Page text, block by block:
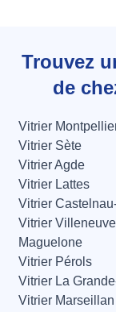
Trouvez
de
Vitrier
Vitrier Sète
Vitrier Agde
Vitrier Lattes
Vitrier
Vitrier
Maguelone
Vitrier Pérols
Vitrier La
Vitrier Marseillan